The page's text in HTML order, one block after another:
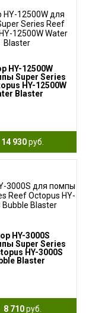
HY-12500W
Super Series
HY-12500W
Blaster
14 930руб.
HY-3000S
Super Series
HY-3000S
Blaster
8 710руб.